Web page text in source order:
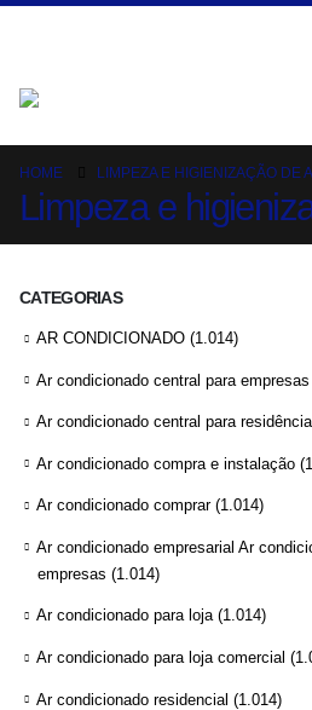
HOME LIMPEZA E HIGIENIZAÇÃO DE
Limpeza e
CATEGORIAS
AR CONDICIONADO (1.014)
Ar condicionado central para empresas
Ar condicionado central para residência
Ar condicionado compra e instalação
Ar condicionado comprar(1.014)
Ar condicionado empresarial Ar
empresas (1.014)
Ar condicionado para loja(1.014)
Ar condicionado para loja comercial
Ar condicionado residencial (1.014)